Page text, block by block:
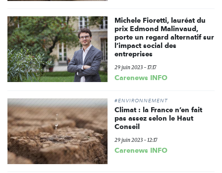
Michele Fioretti, lauréat du
prix Edmond Malinvaud,
porte un regard alternatif sur
l’impact social des
entreprises
29 juin 2023 - 17:17
Carenews INFO
#ENVIRONNEMENT
Climat : la France n’en fait
pas assez selon le Haut
Conseil
29 juin 2023 - 12:17
Carenews INFO